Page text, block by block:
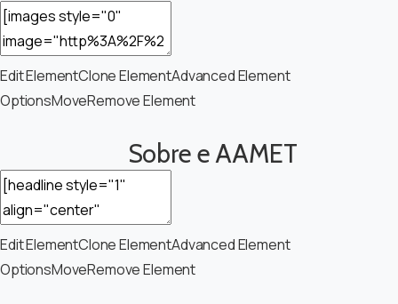
Edit ElementClone ElementAdvanced Element
OptionsMoveRemove Element
Sobre e AAMET
Edit ElementClone ElementAdvanced Element
OptionsMoveRemove Element